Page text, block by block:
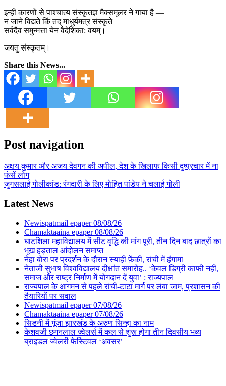
इन्हीं कारणों से पाश्चात्य संस्कृतज्ञ मैक्समूलर ने गाया है —
न जाने विद्यते किं तद् माधुर्यमत्र संस्कृते
सर्वदैव समुन्मत्ता येन वैदेशिका: वयम्।
जयतु संस्कृतम्।
Share this News...
Post navigation
अक्षय कुमार और अजय देवगन की अपील, देश के खिलाफ किसी दुष्प्रचार में ना
फंसें लोग
जुगसलाई गोलीकांड: रंगदारी के लिए मोहित पांडेय ने चलाई गोली
Latest News
Newispatmail epaper 08/08/26
Chamaktaaina epaper 08/08/26
घाटशिला महाविद्यालय में सीट वृद्धि की मांग पूरी, तीन दिन बाद छात्रों का
भूख हड़ताल आंदोलन समाप्त
नेहा बोरा पर प्रदर्शन के दौरान स्याही फ़ेंकी, रांची में हंगामा
नेताजी सुभाष विश्वविद्यालय दीक्षांत समारोह.. ‘केवल डिग्री काफी नहीं,
समाज और राष्ट्र निर्माण में योगदान दें युवा’ : राज्यपाल
राज्यपाल के आगमन से पहले रांची-टाटा मार्ग पर लंबा जाम, प्रशासन की
तैयारियों पर सवाल
Newispatmail epaper 07/08/26
Chamaktaaina epaper 07/08/26
सिडनी में गूंजा झारखंड के अरुण सिन्हा का नाम
केशवजी छगनलाल ज्वेलर्स में कल से शुरू होगा तीन दिवसीय भव्य
ब्राइडल ज्वेलरी फेस्टिवल ‘अवसर’